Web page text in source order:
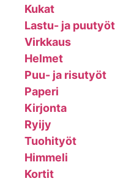
Kukat
Lastu- ja puutyöt
Virkkaus
Helmet
Puu- ja risutyöt
Paperi
Kirjonta
Ryijy
Tuohityöt
Himmeli
Kortit